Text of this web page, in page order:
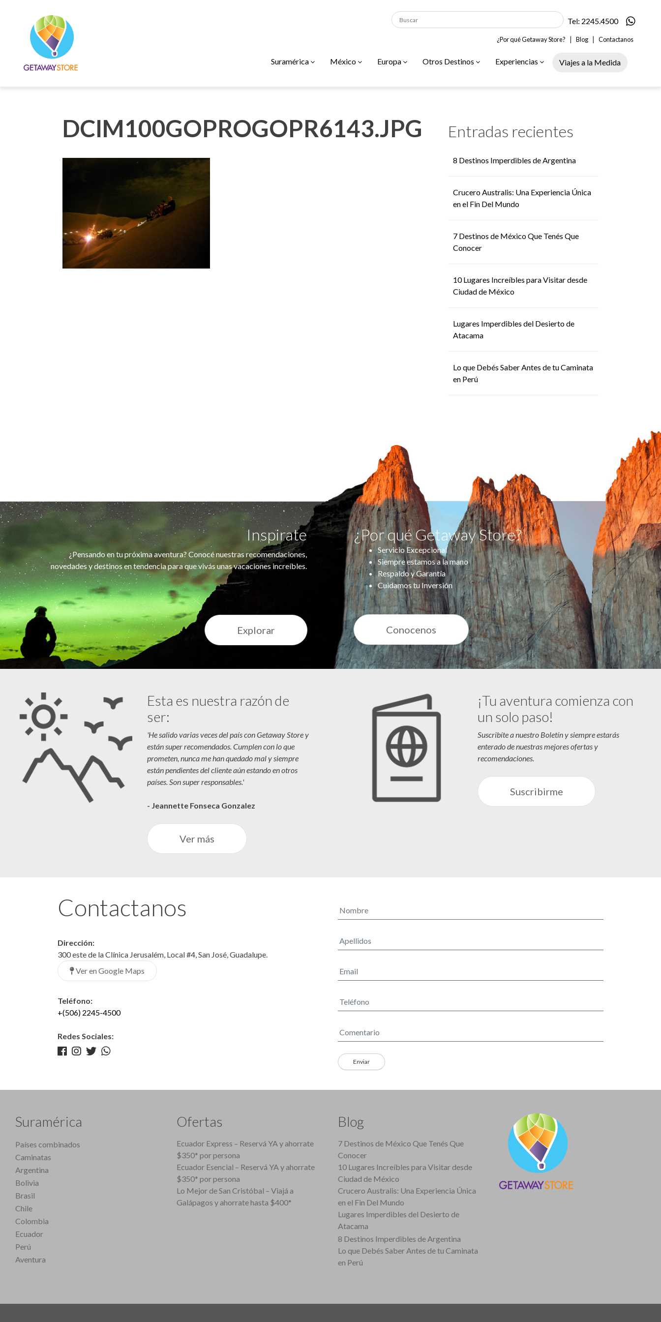
Tel: 2245.4500
¿Por qué Getaway Store? | Blog | Contactanos
Suramérica México Europa Otros Destinos Experiencias Viajes a la Medida
DCIM100GOPROGOPR6143.JPG Entradas recientes
8 Destinos Imperdibles de Argentina
Crucero Australis: Una Experiencia Única
en el Fin Del Mundo
7 Destinos de México Que Tenés Que
Conocer
10 Lugares Increíbles para Visitar desde
Ciudad de México
Lugares Imperdibles del Desierto de
Atacama
Lo que Debés Saber Antes de tu Caminata
en Perú
Inspirate
¿Pensando en tu próxima aventura? Conocé nuestras recomendaciones,
novedades y destinos en tendencia para que vivás unas vacaciones increíbles.
¿Por qué Getaway Store?
Servicio Excepcional
Siempre estamos a la mano
Respaldo y Garantía
Cuidamos tu Inversión
Explorar Conocenos
Esta es nuestra razón de
ser:
'He salido varias veces del país con Getaway Store y
están super recomendados. Cumplen con lo que
prometen, nunca me han quedado mal y siempre
están pendientes del cliente aún estando en otros
países. Son super responsables.'
- Jeannette Fonseca Gonzalez
Ver más
¡Tu aventura comienza con
un solo paso!
Suscribíte a nuestro Boletín y siempre estarás
enterado de nuestras mejores ofertas y
recomendaciones.
Suscribirme
Contactanos
Dirección:
300 este de la Clínica Jerusalém, Local #4, San José, Guadalupe.
Ver en Google Maps
Teléfono:
+(506) 2245-4500
Redes Sociales:
Suramérica
Países combinados
Caminatas
Argentina
Bolivia
Brasil
Chile
Colombia
Ecuador
Perú
Aventura
Ofertas
Ecuador Express – Reservá YA y ahorrate
$350* por persona
Ecuador Esencial – Reservá YA y ahorrate
$350* por persona
Lo Mejor de San Cristóbal – Viajá a
Galápagos y ahorrate hasta $400*
Blog
7 Destinos de México Que Tenés Que
Conocer
10 Lugares Increíbles para Visitar desde
Ciudad de México
Crucero Australis: Una Experiencia Única
en el Fin Del Mundo
Lugares Imperdibles del Desierto de
Atacama
8 Destinos Imperdibles de Argentina
Lo que Debés Saber Antes de tu Caminata
en Perú